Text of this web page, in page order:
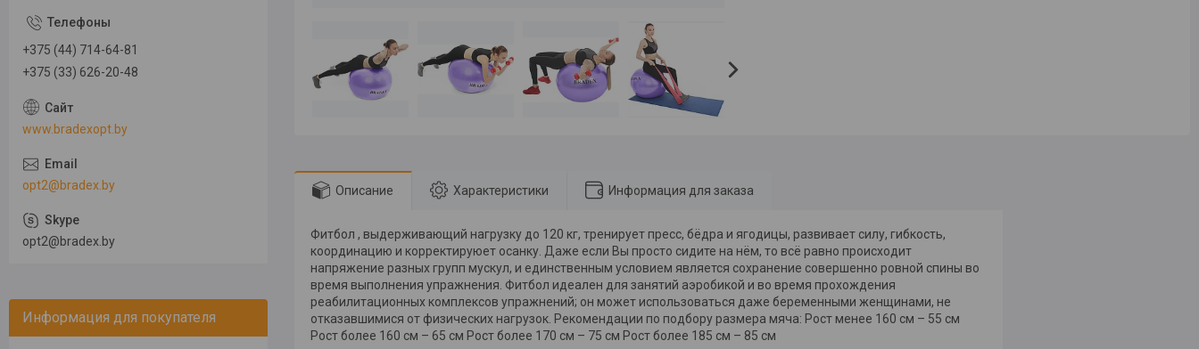
Описание Характеристики Информация для заказа
Фитбол , выдерживающий нагрузку до 120 кг, тренирует пресс, бёдра и ягодицы, развивает силу, гибкость,
координацию и корректируюет осанку. Даже если Вы просто сидите на нём, то всё равно происходит
напряжение разных групп мускул, и единственным условием является сохранение совершенно ровной спины во
время выполнения упражнения. Фитбол идеален для занятий аэробикой и во время прохождения
реабилитационных комплексов упражнений; он может использоваться даже беременными женщинами, не
отказавшимися от физических нагрузок. Рекомендации по подбору размера мяча: Рост менее 160 см – 55 см
Рост более 160 см – 65 см Рост более 170 см – 75 см Рост более 185 см – 85 см
+375 (44) 714-64-81
+375 (33) 626-20-48
www.bradexopt.by
opt2@bradex.by
opt2@bradex.by
Информация для покупателя